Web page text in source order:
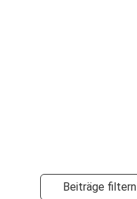
Beiträge filtern